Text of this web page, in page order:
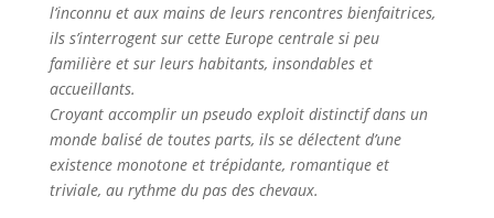
l’inconnu et aux mains de leurs rencontres bienfaitrices,
ils s’interrogent sur cette Europe centrale si peu
familière et sur leurs habitants, insondables et
accueillants.
Croyant accomplir un pseudo exploit distinctif dans un
monde balisé de toutes parts, ils se délectent d’une
existence monotone et trépidante, romantique et
triviale, au rythme du pas des chevaux.